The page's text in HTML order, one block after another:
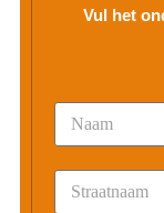
Vul het